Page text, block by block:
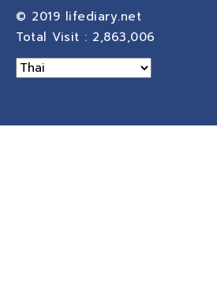
© 2019 lifediary.net
Total Visit : 2,863,006